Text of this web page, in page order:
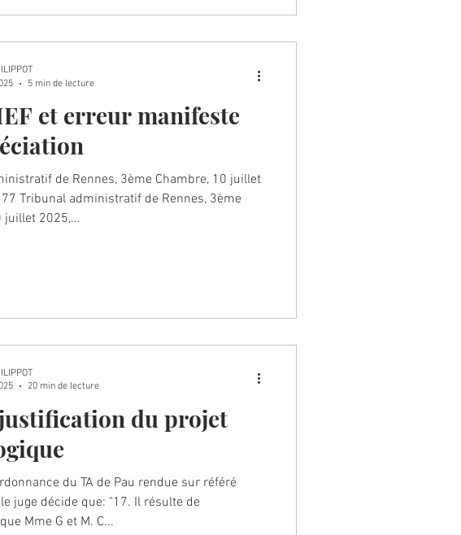
et erreur manifeste
de Rennes, 3ème Chambre, 10 juillet
Tribunal administratif de Rennes, 3ème
juillet 2025,...
5 min de lecture
du projet
du TA de Pau rendue sur référé
juge décide que: "17. Il résulte de
Mme G et M. C...
20 min de lecture